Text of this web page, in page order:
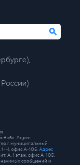
Адрес
муниципальный
1-Н, офис А-105. Адрес
А, 1 этаж, офис А-105.
сообщений и